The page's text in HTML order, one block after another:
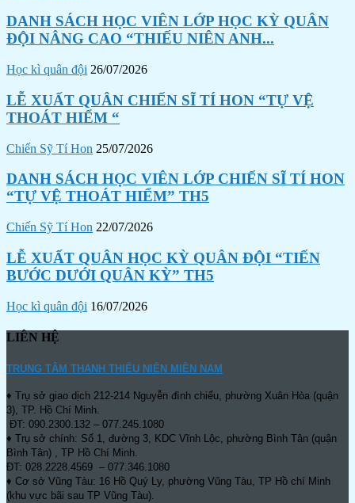
DANH SÁCH HỌC VIÊN LỚP HỌC KỲ QUÂN
ĐỘI NÂNG CAO “THIẾU NIÊN ANH...
Học kì quân đội 26/07/2026
LỄ XUẤT QUÂN CHIẾN SĨ TÍ HON “TỰ VỆ
THOÁT HIỂM “
Chiến Sỹ Tí Hon 25/07/2026
DANH SÁCH HỌC VIÊN LỚP CHIẾN SĨ TÍ HON
“TỰ VỆ THOÁT HIỂM” TH5
Chiến Sỹ Tí Hon 22/07/2026
LỄ XUẤT QUÂN HỌC KỲ QUÂN ĐỘI “TIẾN
BƯỚC DƯỚI QUÂN KỲ” TH5
Học kì quân đội 16/07/2026
LIÊN HỆ
TRUNG TÂM THANH THIẾU NIÊN MIỀN NAM
♦ Trụ sở giao dịch 212-214 Nguyễn đình chiểu, phường Xuân Hòa (quận
3), TP. Hồ Chí Minh.
ĐT: 090.2300.132 – 077.245.1080
♦ Trụ sở chính: Số 1, đường 3, KDC Vĩnh Lộc, phường Bình Tân (quận
Bình Tân) , TP Hồ Chí Minh.
ĐT: 028.2228.4569 – 077.346.1080
♦ Cơ sở Vũng Tàu: 16 Hồ Quý Ly, phường Vũng Tàu, TP Hồ chí Minh
(khu vực bãi sau TP Vũng Tàu).